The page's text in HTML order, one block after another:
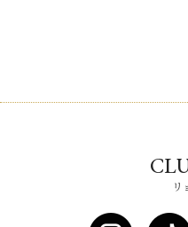
リ